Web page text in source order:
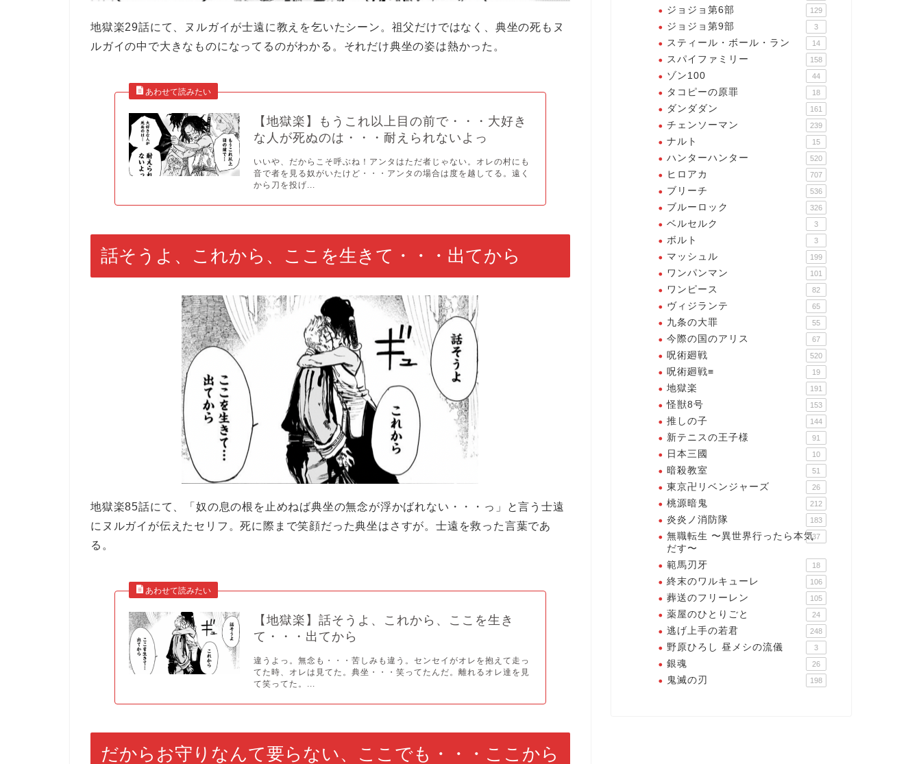
地獄楽29話にて、ヌルガイが士遠に教えを乞いたシーン。祖父だけではなく、典坐の死もヌ
ルガイの中で大きなものになってるのがわかる。それだけ典坐の姿は熱かった。
【地獄楽】もうこれ以上目の前で・・・大好き
な人が死ぬのは・・・耐えられないよっ
いいや、だからこそ呼ぶね！アンタはただ者じゃない。オレの村にも
音で者を見る奴がいたけど・・・アンタの場合は度を越してる。遠く
から刀を投げ...
話そうよ、これから、ここを生きて・・・出てから
地獄楽85話にて、「奴の息の根を止めねば典坐の無念が浮かばれない・・・っ」と言う士遠
にヌルガイが伝えたセリフ。死に際まで笑顔だった典坐はさすが。士遠を救った言葉であ
る。
【地獄楽】話そうよ、これから、ここを生き
て・・・出てから
違うよっ。無念も・・・苦しみも違う。センセイがオレを抱えて走っ
てた時、オレは見てた。典坐・・・笑ってたんだ。離れるオレ達を見
て笑ってた。...
だからお守りなんて要らない、ここでも・・・ここから
ジョジョ第6部 129
ジョジョ第9部 3
スティール・ボール・ラン 14
スパイファミリー 158
ゾン100 44
タコピーの原罪 18
ダンダダン 161
チェンソーマン 239
ナルト 15
ハンターハンター 520
ヒロアカ 707
ブリーチ 536
ブルーロック 326
ベルセルク 3
ボルト 3
マッシュル 199
ワンパンマン 101
ワンピース 82
ヴィジランテ 65
九条の大罪 55
今際の国のアリス 67
呪術廻戦 520
呪術廻戦≡ 19
地獄楽 191
怪獣8号 153
推しの子 144
新テニスの王子様 91
日本三國 10
暗殺教室 51
東京卍リベンジャーズ 26
桃源暗鬼 212
炎炎ノ消防隊 183
無職転生 〜異世界行ったら本気
だす〜
37
範馬刃牙 18
終末のワルキューレ 106
葬送のフリーレン 105
薬屋のひとりごと 24
逃げ上手の若君 248
野原ひろし 昼メシの流儀 3
銀魂 26
鬼滅の刃 198